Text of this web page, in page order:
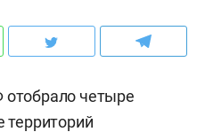
четыре
территорий